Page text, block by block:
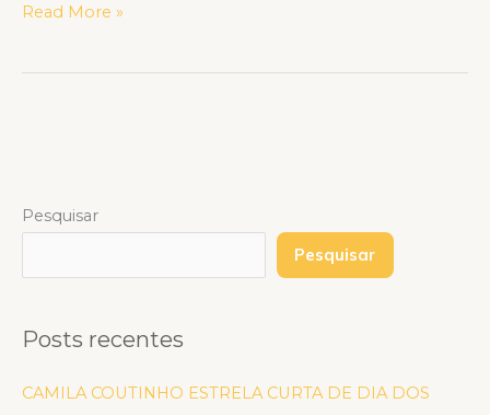
Read More »
Pesquisar
Pesquisar
Posts recentes
CAMILA COUTINHO ESTRELA CURTA DE DIA DOS